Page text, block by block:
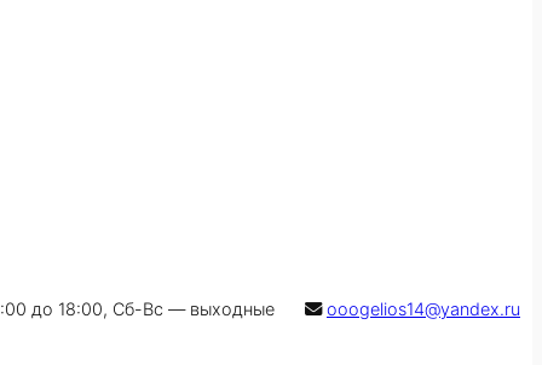
до 18:00, Сб-Вс — выходные ooogelios14@yandex.ru